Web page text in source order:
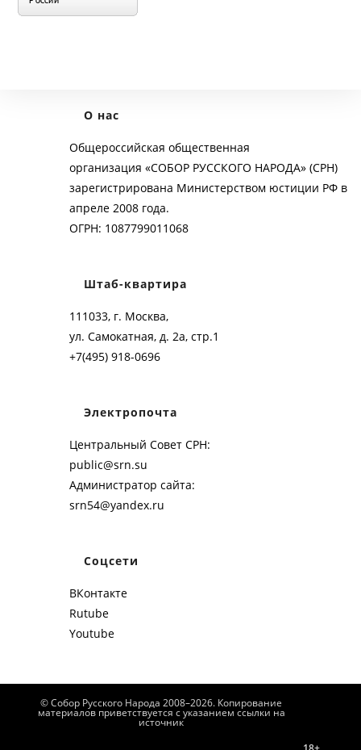
О нас
Общероссийская общественная
организация «СОБОР РУССКОГО НАРОДА» (СРН)
зарегистрирована Министерством юстиции РФ в
апреле 2008 года.
ОГРН: 1087799011068
Штаб-квартира
111033, г. Москва,
ул. Самокатная, д. 2а, стр.1
+7(495) 918-0696
Электропочта
Центральный Совет СРН:
public@srn.su
Администратор сайта:
srn54@yandex.ru
Соцсети
ВКонтакте
Rutube
Youtube
© Собор Русского Народа 2008–2026. Копирование
материалов приветствуется с указанием ссылки на
источник